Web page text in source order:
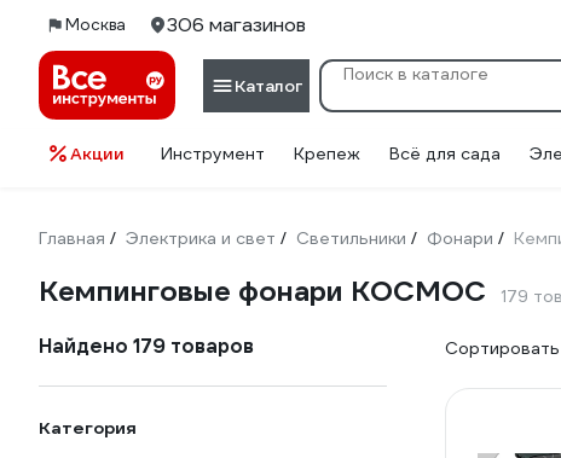
Москва 306 магазинов
Каталог
Акции Инструмент Крепеж Всё для сада
Главная / Электрика и свет / Светильники / Фонари /
Кемпинговые фонари КОСМОС 179
Найдено 179 товаров
Категория
Сортировать